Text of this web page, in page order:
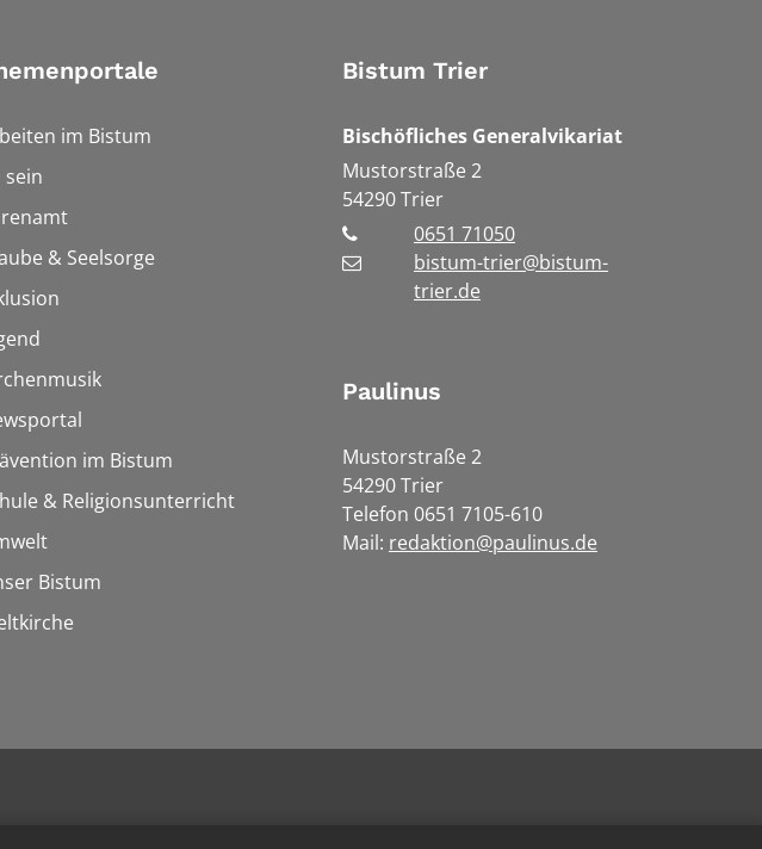
im Bistum
sein
& Seelsorge
im Bistum
& Religionsunterricht
Bistum
Bistum Trier
Bischöfliches Generalvikariat
Mustorstraße 2
54290Trier
0651 71050
bistum-trier@bistum-
trier.de
Paulinus
Mustorstraße 2
54290 Trier
Telefon 0651 7105-610
Mail: redaktion@paulinus.de